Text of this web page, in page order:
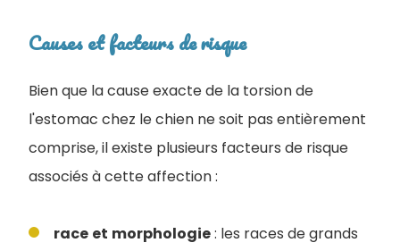
Causes et facteurs de risque
Bien que la cause exacte de la torsion de
l'estomac chez le chien ne soit pas entièrement
comprise, il existe plusieurs facteurs de risque
associés à cette affection :
race et morphologie: les races de grands